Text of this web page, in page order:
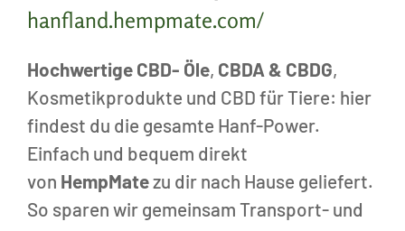
hanfland.hempmate.com/
Hochwertige CBD- Öle, CBDA & CBDG,
Kosmetikprodukte und CBD für Tiere: hier
findest du die gesamte Hanf-Power.
Einfach und bequem direkt
von HempMatezu dir nach Hause geliefert.
So sparen wir gemeinsam Transport- und